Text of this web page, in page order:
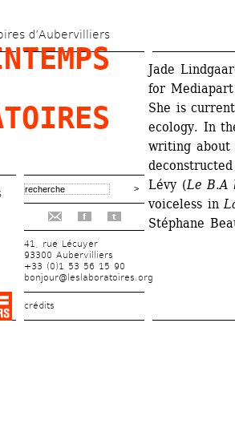
d’Aubervilliers
f t
41, rue Lécuyer
93300 Aubervilliers
+33 (0)1 53 56 15 90
bonjour@leslaboratoires.org
crédits
Jade
for
She is
ecology. In
writing about
Lévy (Le B.A
voiceless in
Stéphane